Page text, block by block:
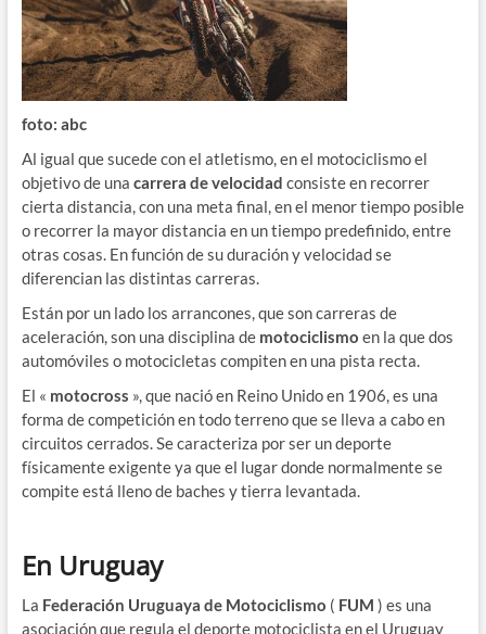
foto: abc
Al igual que sucede con el atletismo, en el motociclismo el
objetivo de una carrera de velocidad consiste en recorrer
cierta distancia, con una meta final, en el menor tiempo posible
o recorrer la mayor distancia en un tiempo predefinido, entre
otras cosas. En función de su duración y velocidad se
diferencian las distintas carreras.
Están por un lado los arrancones, que son carreras de
aceleración, son una disciplina de motociclismo en la que dos
automóviles o motocicletas compiten en una pista recta.
El « motocross », que nació en Reino Unido en 1906, es una
forma de competición en todo terreno que se lleva a cabo en
circuitos cerrados. Se caracteriza por ser un deporte
físicamente exigente ya que el lugar donde normalmente se
compite está lleno de baches y tierra levantada.
En Uruguay
La Federación Uruguaya de Motociclismo ( FUM ) es una
asociación que regula el deporte motociclista en el Uruguay